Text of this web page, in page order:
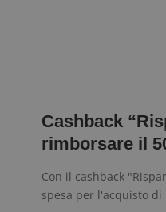
Cashback
rimborsare il
Con il cashback
spesa per l'acquisto